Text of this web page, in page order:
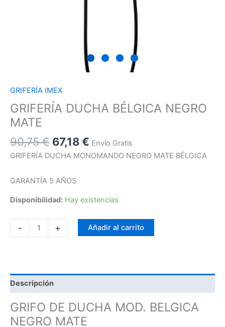
GRIFERÍA IMEX
GRIFERÍA DUCHA BÉLGICA NEGRO
MATE
90,75€ 67,18€ Envío Gratis
GRIFERÍA DUCHA MONOMANDO NEGRO MATE BÉLGICA
GARANTÍA 5 AÑOS
Disponibilidad: Hay existencias
- + Añadir al carrito
Descripción
GRIFO DE DUCHA MOD. BELGICA
NEGRO MATE